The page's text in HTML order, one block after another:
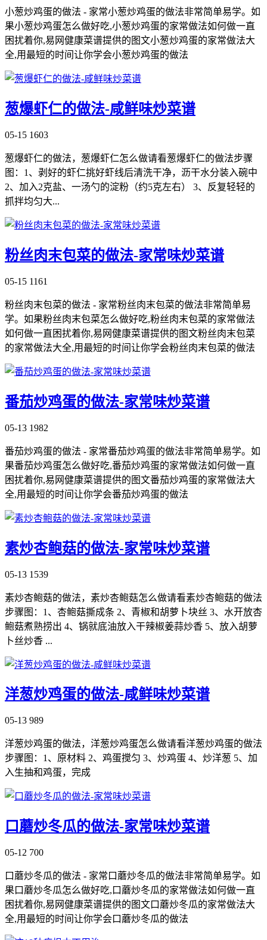
小葱炒鸡蛋的做法 - 家常小葱炒鸡蛋的做法非常简单易学。如
果小葱炒鸡蛋怎么做好吃,小葱炒鸡蛋的家常做法如何做一直
困扰着你,易网健康菜谱提供的图文小葱炒鸡蛋的家常做法大
全,用最短的时间让你学会小葱炒鸡蛋的做法
葱爆虾仁的做法-咸鲜味炒菜谱
05-15 1603
葱爆虾仁的做法，葱爆虾仁怎么做请看葱爆虾仁的做法步骤
图：1、剥好的虾仁挑好虾线后清洗干净，沥干水分装入碗中
2、加入2克盐、一汤勺的淀粉（约5克左右） 3、反复轻轻的
抓拌均匀大...
粉丝肉末包菜的做法-家常味炒菜谱
05-15 1161
粉丝肉末包菜的做法 - 家常粉丝肉末包菜的做法非常简单易
学。如果粉丝肉末包菜怎么做好吃,粉丝肉末包菜的家常做法
如何做一直困扰着你,易网健康菜谱提供的图文粉丝肉末包菜
的家常做法大全,用最短的时间让你学会粉丝肉末包菜的做法
番茄炒鸡蛋的做法-家常味炒菜谱
05-13 1982
番茄炒鸡蛋的做法 - 家常番茄炒鸡蛋的做法非常简单易学。如
果番茄炒鸡蛋怎么做好吃,番茄炒鸡蛋的家常做法如何做一直
困扰着你,易网健康菜谱提供的图文番茄炒鸡蛋的家常做法大
全,用最短的时间让你学会番茄炒鸡蛋的做法
素炒杏鲍菇的做法-家常味炒菜谱
05-13 1539
素炒杏鲍菇的做法，素炒杏鲍菇怎么做请看素炒杏鲍菇的做法
步骤图：1、杏鲍菇撕成条 2、青椒和胡萝卜块丝 3、水开放杏
鲍菇煮熟捞出 4、锅就底油放入干辣椒姜蒜炒香 5、放入胡萝
卜丝炒香 ...
洋葱炒鸡蛋的做法-咸鲜味炒菜谱
05-13 989
洋葱炒鸡蛋的做法，洋葱炒鸡蛋怎么做请看洋葱炒鸡蛋的做法
步骤图：1、原材料 2、鸡蛋搅匀 3、炒鸡蛋 4、炒洋葱 5、加
入生抽和鸡蛋，完成
口蘑炒冬瓜的做法-家常味炒菜谱
05-12 700
口蘑炒冬瓜的做法 - 家常口蘑炒冬瓜的做法非常简单易学。如
果口蘑炒冬瓜怎么做好吃,口蘑炒冬瓜的家常做法如何做一直
困扰着你,易网健康菜谱提供的图文口蘑炒冬瓜的家常做法大
全,用最短的时间让你学会口蘑炒冬瓜的做法